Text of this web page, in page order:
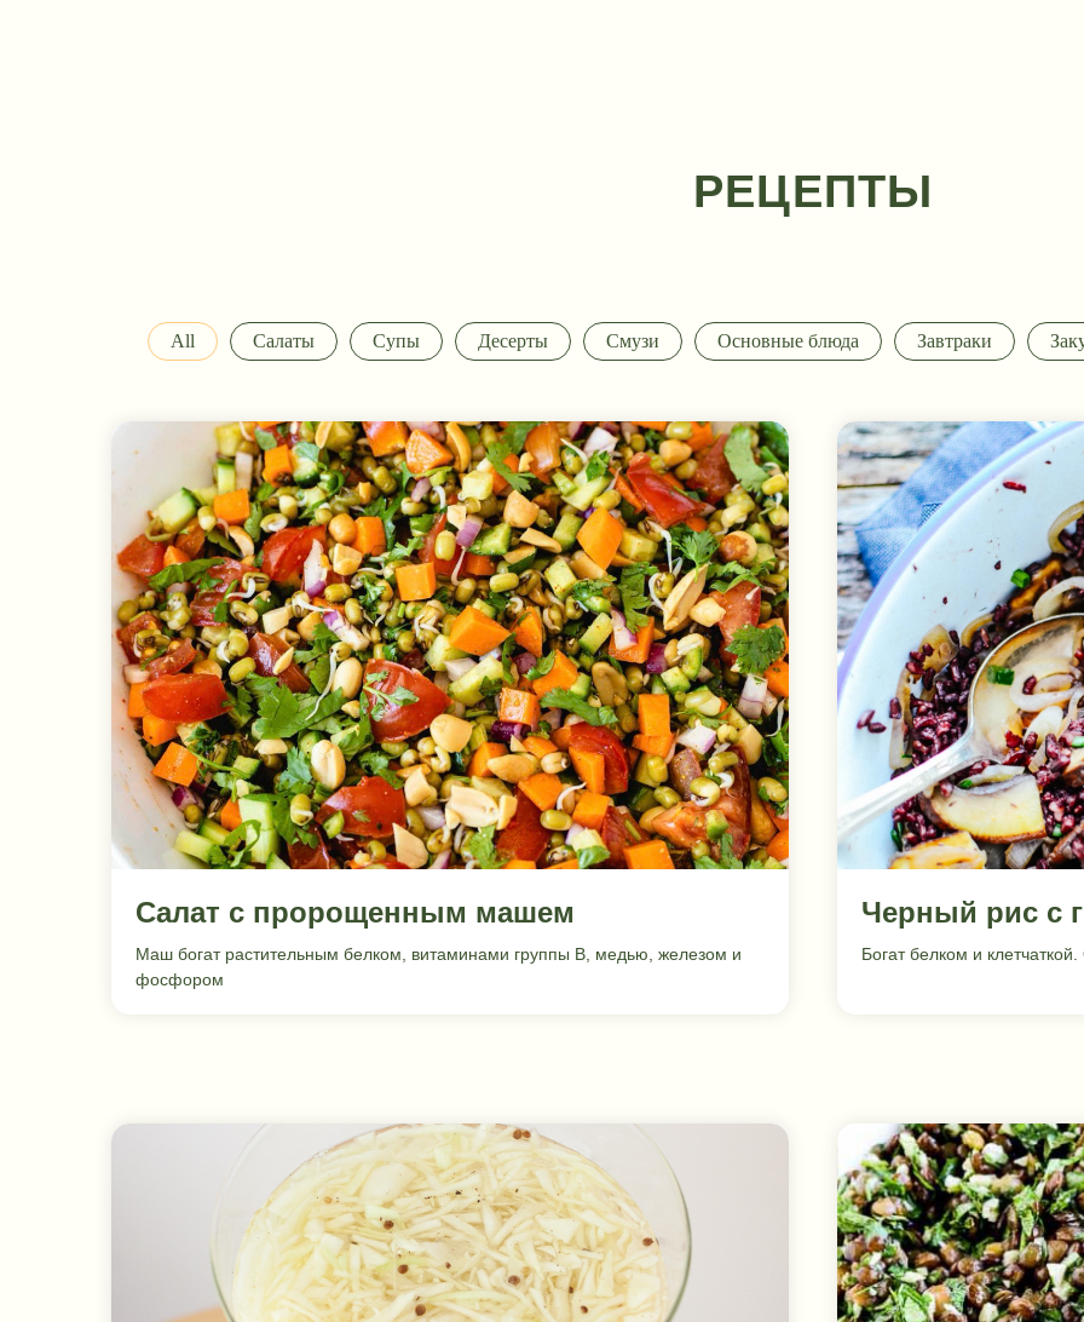
РЕЦЕПТЫ
All Салаты Супы Десерты Смузи Основные блюда Завтраки
Салат с пророщенным машем
Маш богат растительным белком, витаминами группы В, медью, железом и
фосфором
Черный рис с
Богат белком и